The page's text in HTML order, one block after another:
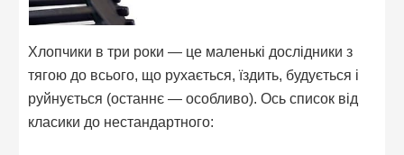
Хлопчики в три роки — це маленькі дослідники з
тягою до всього, що рухається, їздить, будується і
руйнується (останнє — особливо). Ось список від
класики до нестандартного: